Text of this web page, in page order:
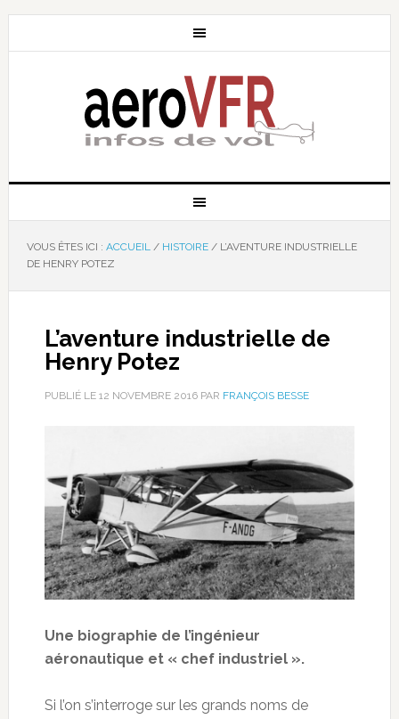
VOUS ÊTES ICI : ACCUEIL / HISTOIRE /L’AVENTURE INDUSTRIELLE
DE HENRY POTEZ
L’aventure industrielle de
Henry Potez
PUBLIÉ LE 12 NOVEMBRE 2016PAR FRANÇOIS BESSE
Une biographie de l’ingénieur
aéronautique et « chef industriel ».
Si l’on s’interroge sur les grands noms de